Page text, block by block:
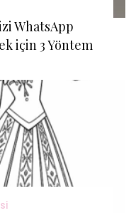
WhatsApp
için 3 Yöntem